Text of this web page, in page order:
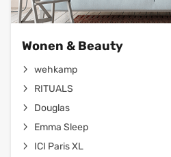
Wonen & Beauty
wehkamp
RITUALS
Douglas
Emma Sleep
ICI Paris XL